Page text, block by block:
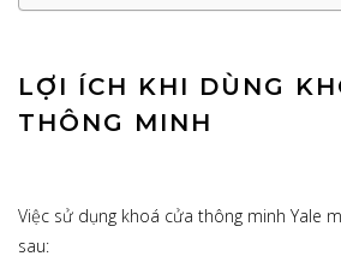
LỢI ÍCH KHI DÙNG
THÔNG MINH
Việc sử dụng khoá cửa thông minh Yale
sau: